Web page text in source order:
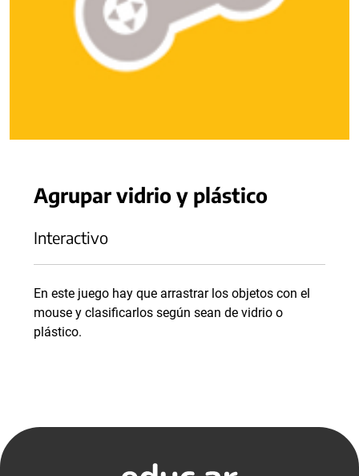
Agrupar vidrio y plástico
Interactivo
En este juego hay que arrastrar los objetos con el
mouse y clasificarlos según sean de vidrio o
plástico.